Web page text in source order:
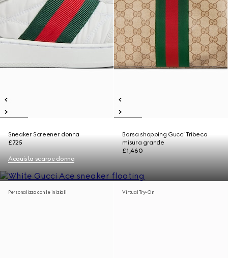
Sneaker Screener donna
£725
Borsa shopping Gucci Tribeca
misura grande
£1,460
Acquista scarpe donna
Personalizza con le iniziali Virtual Try-On